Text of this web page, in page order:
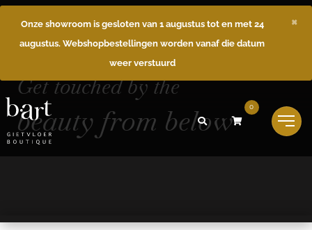
Onze showroom is gesloten van 1 augustus tot en met 24
augustus. Webshopbestellingen worden vanaf die datum
weer verstuurd
×
0
Get touched by the
beauty from below